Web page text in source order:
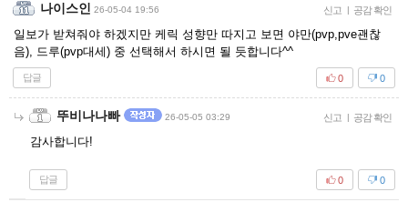
나이스인 26-05-04 19:56 신고 | 공감 확인
일보가 받쳐줘야 하겠지만 케릭 성향만 따지고 보면 야만(pvp,pve괜찮
음), 드루(pvp대세) 중 선택해서 하시면 될 듯합니다^^
답글 0
0
뚜비나나빠 26-05-05 03:29 신고 | 공감 확인
감사합니다!
답글 0
0